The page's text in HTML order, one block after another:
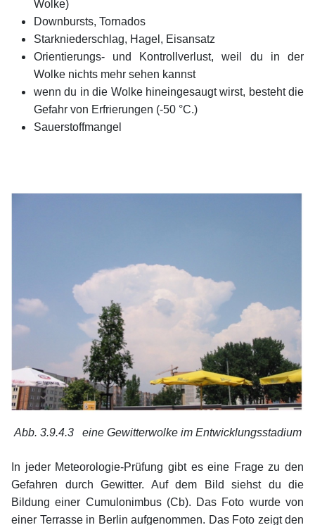
Wolke)
Downbursts, Tornados
Starkniederschlag, Hagel, Eisansatz
Orientierungs- und Kontrollverlust, weil du in der
Wolke nichts mehr sehen kannst
wenn du in die Wolke hineingesaugt wirst, besteht die
Gefahr von Erfrierungen (-50 °C.)
Sauerstoffmangel
Abb. 3.9.4.3 eine Gewitterwolke im Entwicklungsstadium
In jeder Meteorologie-Prüfung gibt es eine Frage zu den
Gefahren durch Gewitter. Auf dem Bild siehst du die
Bildung einer Cumulonimbus (Cb). Das Foto wurde von
einer Terrasse in Berlin aufgenommen. Das Foto zeigt den